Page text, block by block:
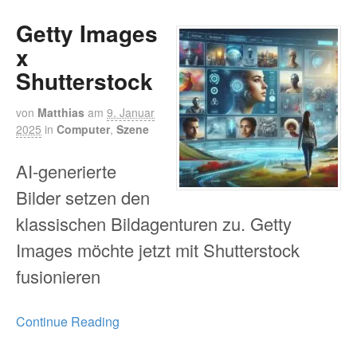
Getty Images
x
Shutterstock
von Matthias am 9. Januar
2025 in Computer, Szene
AI-generierte
Bilder setzen den
klassischen Bildagenturen zu. Getty
Images möchte jetzt mit Shutterstock
fusionieren
Continue Reading